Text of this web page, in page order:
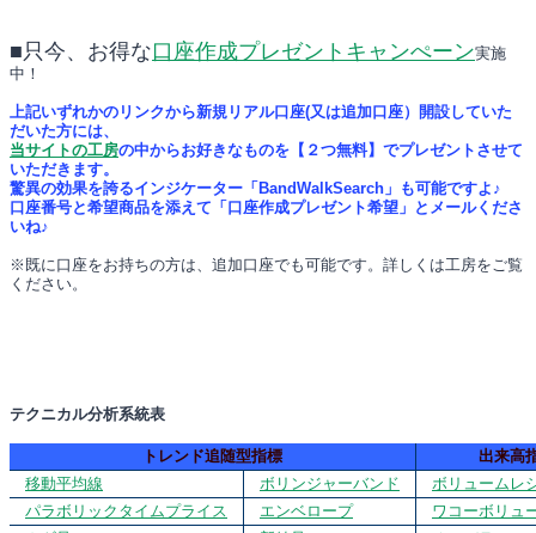
■只今、お得な口座作成プレゼントキャンぺーン実施
中！
上記いずれかのリンクから新規リアル口座(又は追加口座）開設していた
だいた方には、
当サイトの工房の中からお好きなものを【２つ無料】でプレゼントさせて
いただきます。
驚異の効果を誇るインジケーター「BandWalkSearch」も可能ですよ♪
口座番号と希望商品を添えて「口座作成プレゼント希望」とメールくださ
いね♪
※既に口座をお持ちの方は、追加口座でも可能です。詳しくは工房をご覧
ください。
テクニカル分析系統表
トレンド追随型指標
出来高
移動平均線
ボリンジャーバンド
ボリュームレ
パラボリックタイムプライス
エンベロープ
ワコーボリュ